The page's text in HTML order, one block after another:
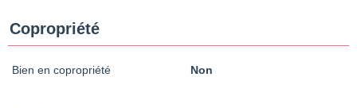
Copropriété
Bien en copropriété Non